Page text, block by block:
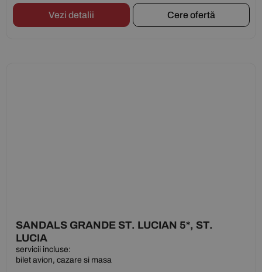
Vezi detalii Cere ofertă
SANDALS GRANDE ST. LUCIAN 5*, ST.
LUCIA
servicii incluse:
bilet avion, cazare si masa